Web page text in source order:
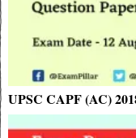
UPSC CAPF (AC)